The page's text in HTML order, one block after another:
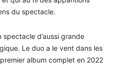
du spectacle.
d’aussi grande
Le duo a le vent dans les
album complet en 2022